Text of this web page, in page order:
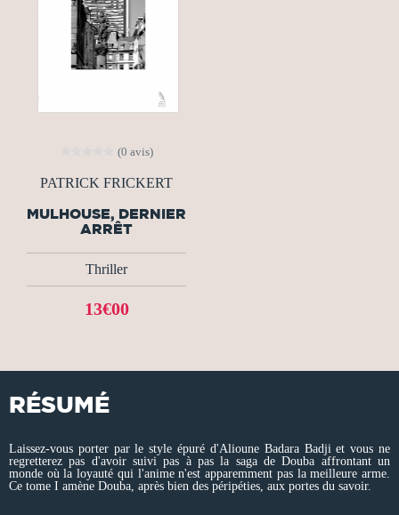
(0 avis)
PATRICK FRICKERT
MULHOUSE, DERNIER
ARRÊT
Thriller
13€00
RÉSUMÉ
Laissez-vous porter par le style épuré d'Alioune Badara Badji et vous ne
regretterez pas d'avoir suivi pas à pas la saga de Douba affrontant un
monde où la loyauté qui l'anime n'est apparemment pas la meilleure arme.
Ce tome I amène Douba, après bien des péripéties, aux portes du savoir.